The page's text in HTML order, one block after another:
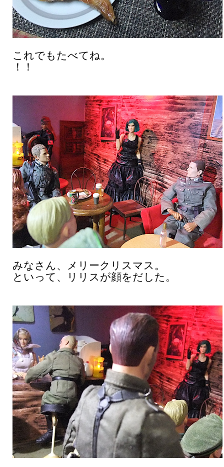
これでもたべてね。
！！
みなさん、メリークリスマス。
といって、リリスが顔をだした。